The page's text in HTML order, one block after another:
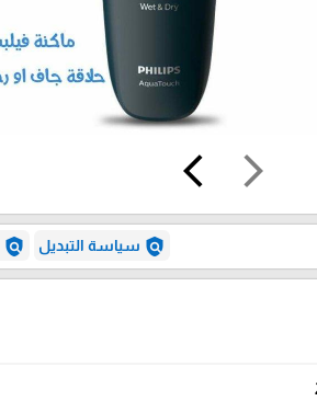
arrow_forward_ios
arrow_back_ios
policy سياسة التبديل policy